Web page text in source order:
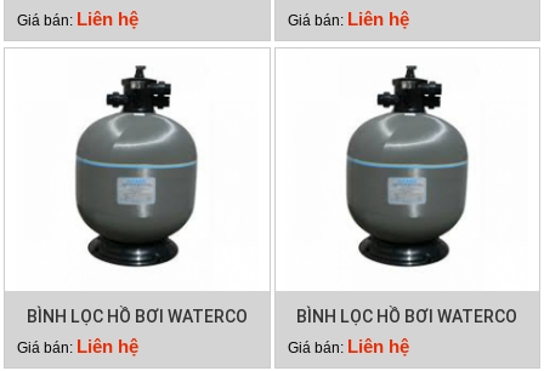
Giá bán: Liên hệ
100
Giá bán: Liên hệ
BÌNH LỌC HỒ BƠI WATERCO
S700
Giá bán: Liên hệ
BÌNH LỌC HỒ BƠI WATERCO
S900
Giá bán: Liên hệ